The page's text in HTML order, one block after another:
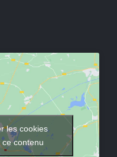
les cookies
contenu